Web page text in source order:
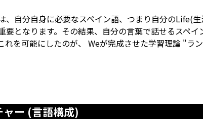
、自分自身に必要なスペイン語、つまり自分のLife(
要となります。その結果、自分の言葉で話せるスペ
れを可能にしたのが、 Weが完成させた学習理論 "ラ
ー (言語構成)